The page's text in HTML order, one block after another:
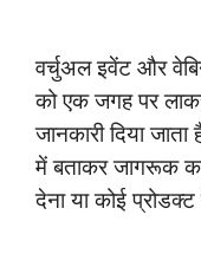
वर्चुअल इवेंट और
को एक जगह पर
जानकारी दिया
में बताकर जागरूक
देना या कोई